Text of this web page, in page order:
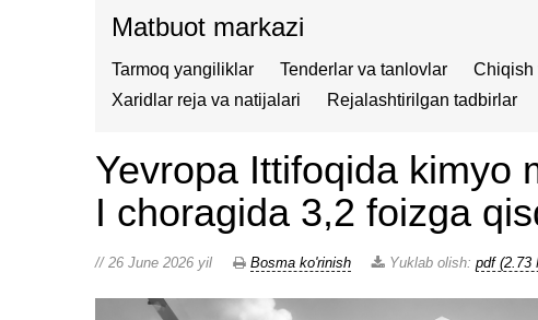
Matbuot markazi
Tarmoq yangiliklar Tenderlar va tanlovlar Chiqish
Xaridlar reja va natijalari
Rejalashtirilgan tadbirlar
Yevropa Ittifoqida kimyo
I choragida 3,2 foizga
// 26 June 2026 yil Bosma ko'rinish Yuklab olish: pdf (2.73